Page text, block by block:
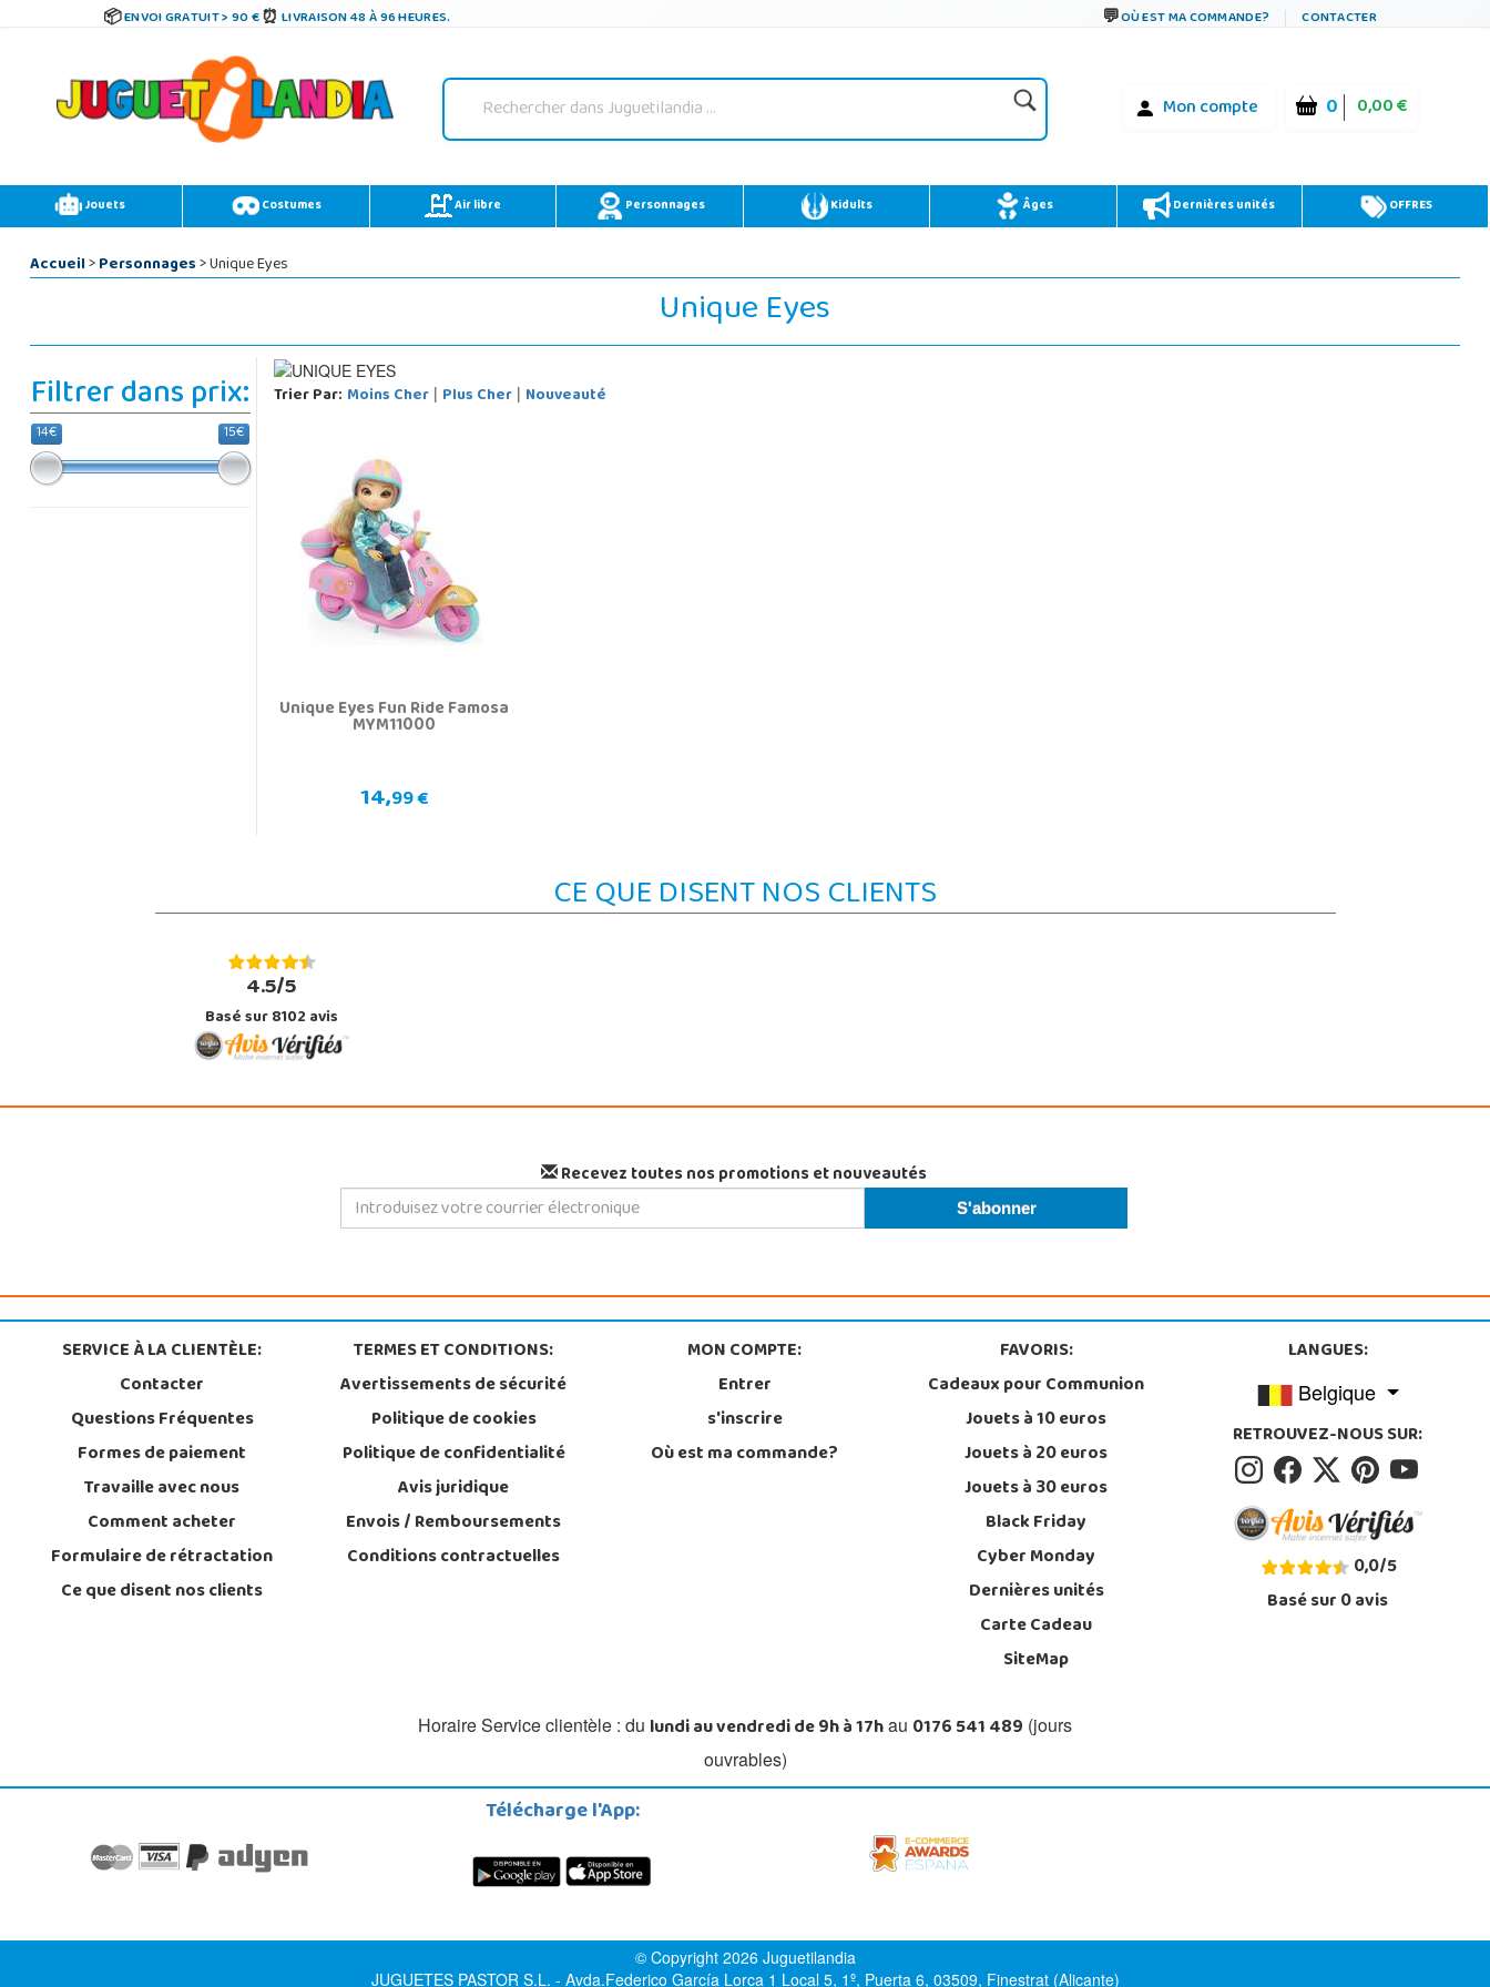
ENVOI GRATUIT > 90 € LIVRAISON 48 À 96 HEURES. OÙ EST MA COMMANDE? CONTACTER
Mon compte 0 0,00 €
Jouets Costumes Air libre Personnages Kidults Âges Dernières unités OFFRES
Accueil>Personnages> Unique Eyes
Unique Eyes
Filtrer dans prix:
14€ 15€
Trier Par: Moins Cher| Plus Cher| Nouveauté
Unique Eyes Fun Ride Famosa
MYM11000
14,99 €
CE QUE DISENT NOS CLIENTS
4.5/5
Basé sur 8102 avis
Recevez toutes nos promotions et nouveautés
SERVICE À LA CLIENTÈLE:
Contacter
Questions Fréquentes
Formes de paiement
Travaille avec nous
Comment acheter
Formulaire de rétractation
Ce que disent nos clients
TERMES ET CONDITIONS:
Avertissements de sécurité
Politique de cookies
Politique de confidentialité
Avis juridique
Envois / Remboursements
Conditions contractuelles
MON COMPTE:
Entrer
s'inscrire
Où est ma commande?
FAVORIS:
Cadeaux pour Communion
Jouets à 10 euros
Jouets à 20 euros
Jouets à 30 euros
Black Friday
Cyber Monday
Dernières unités
Carte Cadeau
SiteMap
LANGUES:
Belgique
RETROUVEZ-NOUS SUR:
0,0/5
Basé sur0avis
Horaire Service clientèle : du lundi au vendredi de 9h à 17hau 0176 541 489 (jours
ouvrables)
Télécharge l'App:
© Copyright 2026 Juguetilandia
JUGUETES PASTOR S.L. - Avda.Federico García Lorca 1 Local 5, 1º, Puerta 6, 03509, Finestrat (Alicante)